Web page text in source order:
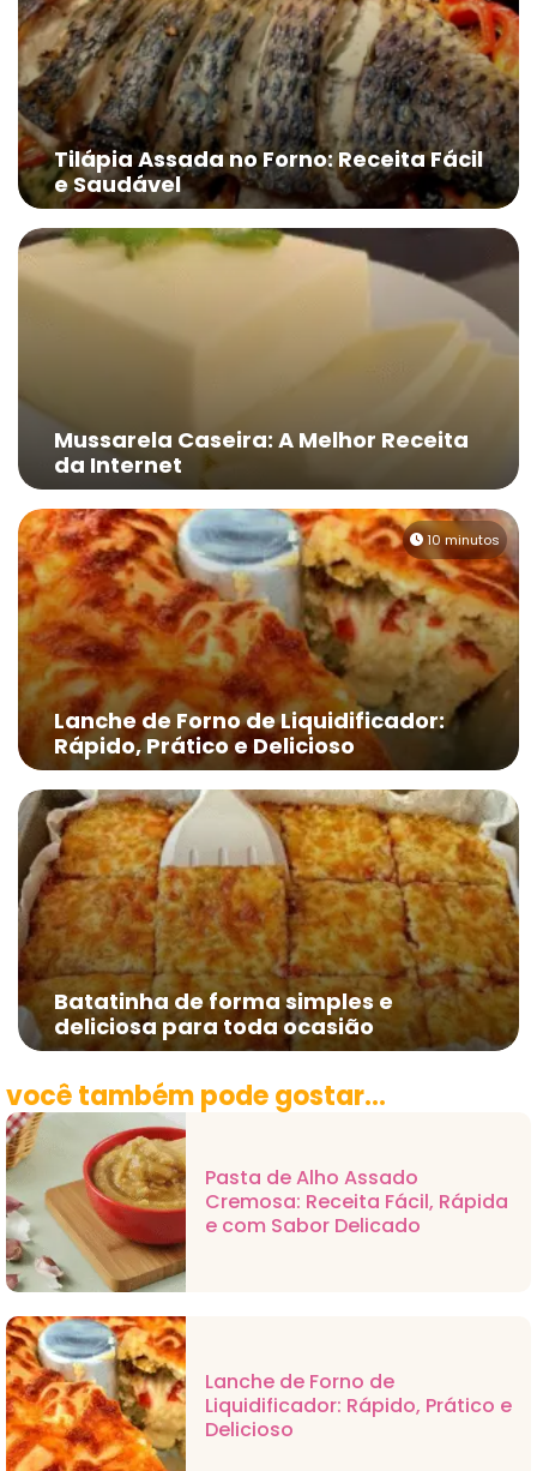
Tilápia Assada no Forno: Receita Fácil
e Saudável
Mussarela Caseira: A Melhor Receita
da Internet
10 minutos
Lanche de Forno de Liquidificador:
Rápido, Prático e Delicioso
Batatinha de forma simples e
deliciosa para toda ocasião
você também pode gostar...
Pasta de Alho Assado
Cremosa: Receita Fácil, Rápida
e com Sabor Delicado
Lanche de Forno de
Liquidificador: Rápido, Prático e
Delicioso